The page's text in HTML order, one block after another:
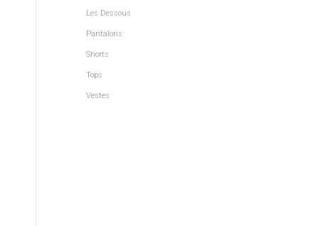
Les Dessous
Pantalons
Shorts
Tops
Vestes